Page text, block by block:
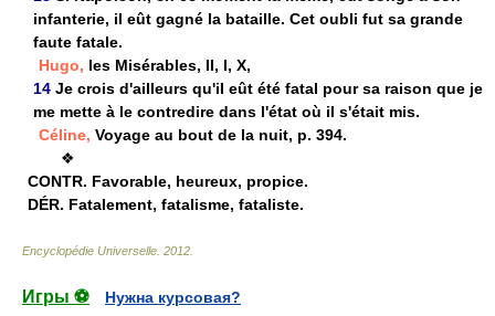
infanterie, il eût gagné la bataille. Cet oubli fut sa grande
faute fatale.
Hugo, les Misérables, II, I, X,
14 Je crois d'ailleurs qu'il eût été fatal pour sa raison que je
me mette à le contredire dans l'état où il s'était mis.
Céline, Voyage au bout de la nuit, p. 394.
❖
CONTR. Favorable, heureux, propice.
DÉR. Fatalement, fatalisme, fataliste.
Encyclopédie Universelle 2012
Игры ⚽
Нужна курсовая?